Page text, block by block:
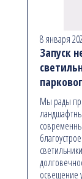
8 января
Запуск
Мы рады
освещение